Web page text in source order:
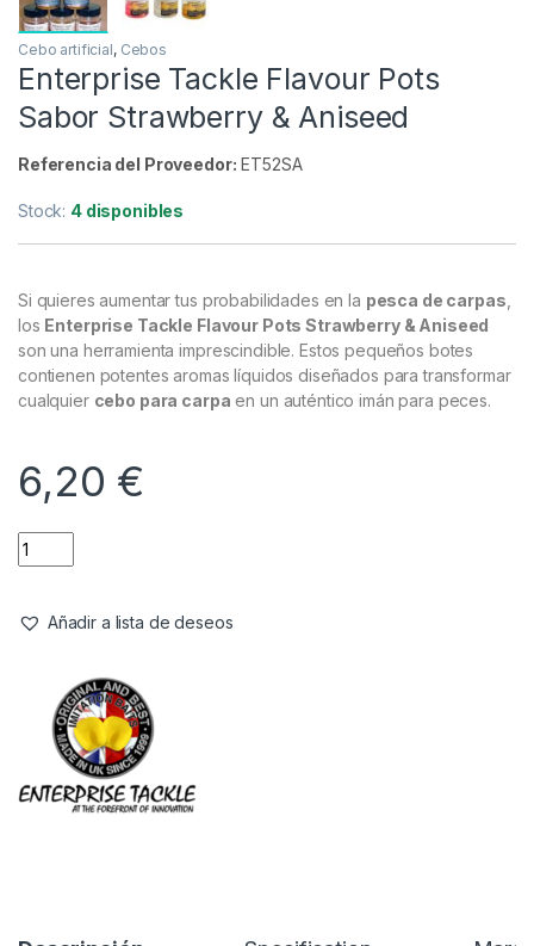
Cebo artificial
Enterprise Tackle Flavour Pots
Sabor Strawberry & Aniseed
Stock:4 disponibles
los
Enterprise Tackle Flavour Pots Strawberry & Aniseed
cualquiercebo para carpa
6,20€